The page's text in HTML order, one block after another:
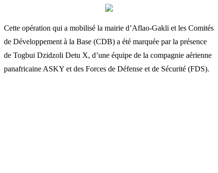
Cette opération qui a mobilisé la mairie d’Aflao-Gakli et les Comités
de Développement à la Base (CDB) a été marquée par la présence
de Togbui Dzidzoli Detu X, d’une équipe de la compagnie aérienne
panafricaine ASKY et des Forces de Défense et de Sécurité (FDS).